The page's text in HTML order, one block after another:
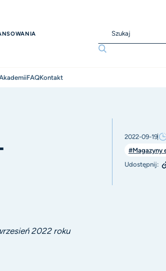
FAQKontakt
2022-09-19
#Magazyny
Udostępnij:
2022 roku